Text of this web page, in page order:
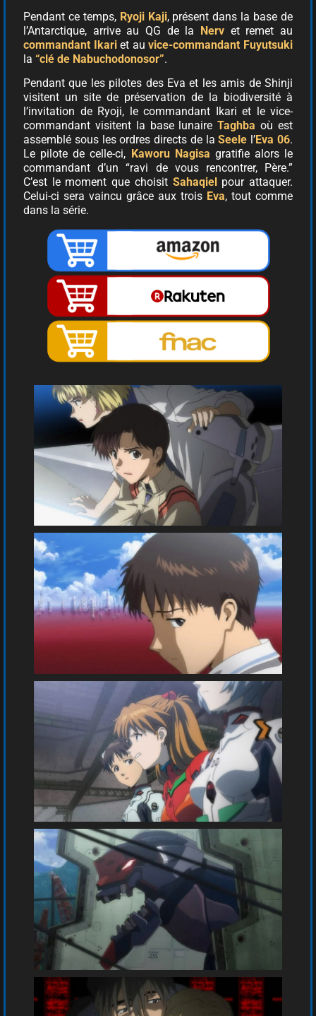
Pendant ce temps, Ryoji Kaji, présent dans la base de
l’Antarctique, arrive au QG de la Nerv et remet au
commandant Ikariet auvice-commandant Fuyutsuki
la “clé de Nabuchodonosor”.
Pendant que les pilotes des Eva et les amis de Shinji
visitent un site de préservation de la biodiversité à
l’invitation de Ryoji, le commandant Ikari et le vice-
commandant visitent la base lunaireTaghba où est
assemblé sous les ordres directs de laSeele l’Eva 06.
Le pilote de celle-ci, Kaworu Nagisa gratifie alors le
commandant d’un “ravi de vous rencontrer, Père.”
C’est le moment que choisit Sahaqiel pour attaquer.
Celui-ci sera vaincu grâce aux trois Eva, tout comme
dans la série.